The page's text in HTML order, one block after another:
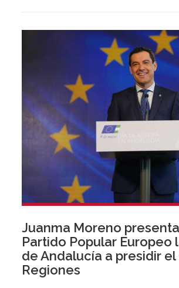
Juanma Moreno
Partido Popular Europeo
de Andalucía a presidir
Regiones